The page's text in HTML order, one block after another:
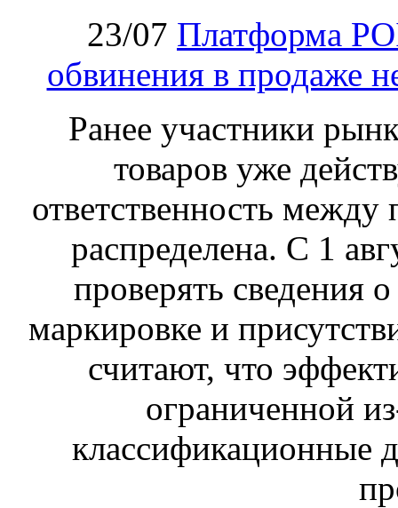
23/07 Платформа
обвинения в продаже
Ранее участники
товаров уже
ответственность
распределена. С 1
проверять сведения
маркировке и
считают, что
ограниченной
классификационные